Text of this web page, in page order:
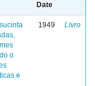
Date
o
e
1949 Livro